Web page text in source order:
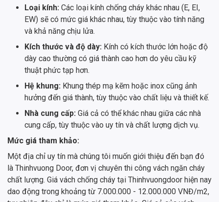
Loại kính: Các loại kính chống cháy khác nhau (E, EI,
EW) sẽ có mức giá khác nhau, tùy thuộc vào tính năng
và khả năng chịu lửa.
Kích thước và độ dày: Kính có kích thước lớn hoặc độ
dày cao thường có giá thành cao hơn do yêu cầu kỹ
thuật phức tạp hơn.
Hệ khung: Khung thép mạ kẽm hoặc inox cũng ảnh
hưởng đến giá thành, tùy thuộc vào chất liệu và thiết kế.
Nhà cung cấp: Giá cả có thể khác nhau giữa các nhà
cung cấp, tùy thuộc vào uy tín và chất lượng dịch vụ.
Mức giá tham khảo:
Một địa chỉ uy tín mà chúng tôi muốn giới thiệu đến bạn đó
là Thinhvuong Door, đơn vị chuyên thi công vách ngăn cháy
chất lượng. Giá vách chống cháy tại Thinhvuongdoor hiện nay
dao động trong khoảng từ 7.000.000 - 12.000.000 VNĐ/m2,